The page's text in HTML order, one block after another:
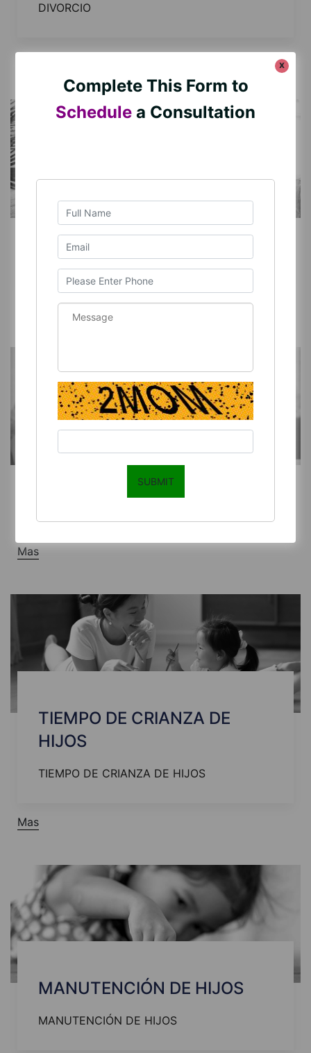
Complete This Form to
Schedule a Consultation
SUBMIT
x
DIVORCIO
Mas
CONTRATO DOMÉSTICO
CONTRATO DOMÉSTICO
CUSTODIA DE HIJOS
Mas
TIEMPO DE CRIANZA DE
HIJOS
TIEMPO DE CRIANZA DE HIJOS
Mas
MANUTENCIÓN DE HIJOS
MANUTENCIÓN DE HIJOS